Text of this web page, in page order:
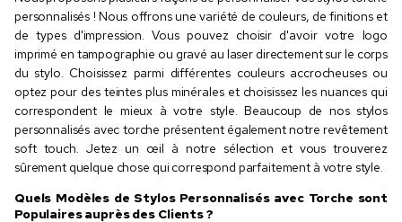
personnalisés ! Nous offrons une variété de couleurs, de finitions et
de types d'impression. Vous pouvez choisir d'avoir votre logo
imprimé en tampographie ou gravé au laser directement sur le corps
du stylo. Choisissez parmi différentes couleurs accrocheuses ou
optez pour des teintes plus minérales et choisissez les nuances qui
correspondent le mieux à votre style. Beaucoup de nos stylos
personnalisés avec torche présentent également notre revêtement
soft touch. Jetez un œil à notre sélection et vous trouverez
sûrement quelque chose qui correspond parfaitement à votre style.
Quels Modèles de Stylos Personnalisés avec Torche sont
Populaires auprès des Clients ?